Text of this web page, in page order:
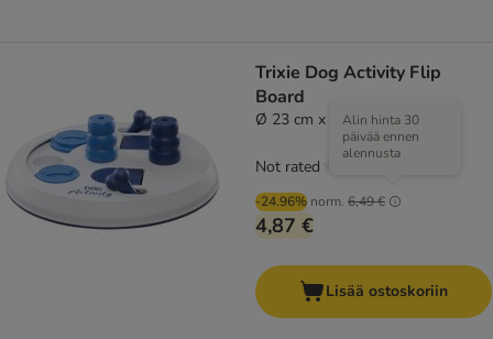
Trixie Dog Activity Flip
Board
Ø 23 cm x K 8 cm
-24.96% norm. 6,49 €
Alin hinta 30
päivää ennen
alennusta
4,87 €
Not rated
Lisää ostoskoriin